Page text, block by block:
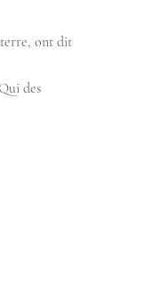
terre, ont dit
des